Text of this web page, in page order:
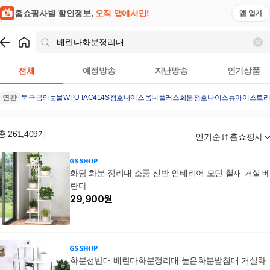
홈쇼핑사별 할인정보, 오직 앱에서만! 앱 열기
전체 예정방송 지난방송 인기상품
연관 북극곰의눈물WPU-IAC414S청호나이스옴니플러스화분청호나이스뉴아이스트리
261,409개 인기순 홈쇼핑사
화담 화분 정리대 소품 선반 인테리어 모던 철재 거실 베
란다
29,900원
화분선반대 베란다화분정리대 높은화분받침대 거실화